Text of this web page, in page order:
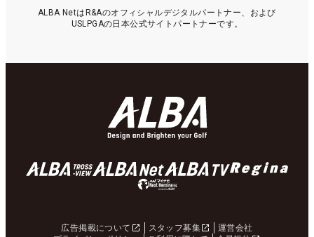
ALBA NetはR&Aのオフィシャルデジタルパートナー、および
USLPGAの日本公式サイトパートナーです。
広告掲載について スタッフ募集
運営会社